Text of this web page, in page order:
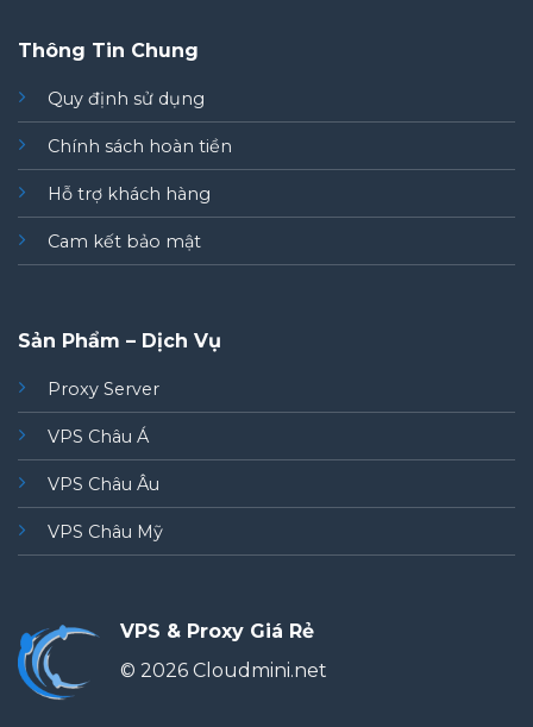
Thông Tin Chung
Quy định sử dụng
Chính sách hoàn tiền
Hỗ trợ khách hàng
Cam kết bảo mật
Sản Phẩm – Dịch Vụ
Proxy Server
VPS Châu Á
VPS Châu Âu
VPS Châu Mỹ
VPS & Proxy Giá Rẻ
© 2026 Cloudmini.net